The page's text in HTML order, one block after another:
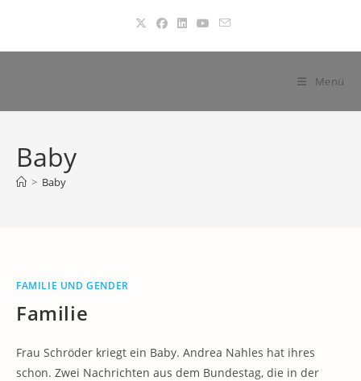
springen
Menü
Baby
> Baby
FAMILIE UND GENDER
Familie
Frau Schröder kriegt ein Baby. Andrea Nahles hat ihres
schon. Zwei Nachrichten aus dem Bundestag, die in der